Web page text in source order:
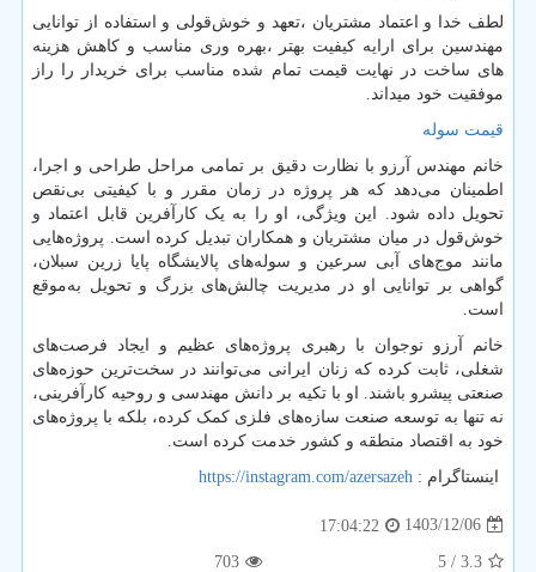
لطف خدا و اعتماد مشتریان ،تعهد و خوش‌قولی و استفاده از توانایی
مهندسین برای ارایه کیفیت بهتر ،بهره وری مناسب و کاهش هزینه
های ساخت در نهایت قیمت تمام شده مناسب برای خریدار را راز
موفقیت خود میداند.
قیمت سوله
خانم مهندس آرزو با نظارت دقیق بر تمامی مراحل طراحی و اجرا،
اطمینان می‌دهد که هر پروژه در زمان مقرر و با کیفیتی بی‌نقص
تحویل داده شود. این ویژگی، او را به یک کارآفرین قابل اعتماد و
خوش‌قول در میان مشتریان و همکاران تبدیل کرده است. پروژه‌هایی
مانند موج‌های آبی سرعین و سوله‌های پالایشگاه پایا زرین سبلان،
گواهی بر توانایی او در مدیریت چالش‌های بزرگ و تحویل به‌موقع
است.
خانم آرزو نوجوان با رهبری پروژه‌های عظیم و ایجاد فرصت‌های
شغلی، ثابت کرده که زنان ایرانی می‌توانند در سخت‌ترین حوزه‌های
صنعتی پیشرو باشند. او با تکیه بر دانش مهندسی و روحیه کارآفرینی،
نه تنها به توسعه صنعت سازه‌های فلزی کمک کرده، بلکه با پروژه‌های
خود به اقتصاد منطقه و کشور خدمت کرده است.
اینستاگرام : https://instagram.com/azersazeh
1403/12/06
17:04:22
3.3
/ 5
703